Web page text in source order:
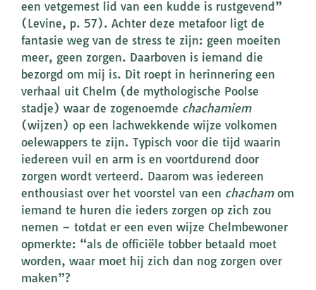
een vetgemest lid van een kudde is rustgevend”
(Levine, p. 57). Achter deze metafoor ligt de
fantasie weg van de stress te zijn: geen moeiten
meer, geen zorgen. Daarboven is iemand die
bezorgd om mij is. Dit roept in herinnering een
verhaal uit Chelm (de mythologische Poolse
stadje) waar de zogenoemde chachamiem
(wijzen) op een lachwekkende wijze volkomen
oelewappers te zijn. Typisch voor die tijd waarin
iedereen vuil en arm is en voortdurend door
zorgen wordt verteerd. Daarom was iedereen
enthousiast over het voorstel van een chacham om
iemand te huren die ieders zorgen op zich zou
nemen – totdat er een even wijze Chelmbewoner
opmerkte: “als de officiële tobber betaald moet
worden, waar moet hij zich dan nog zorgen over
maken”?